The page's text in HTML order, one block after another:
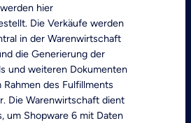
hier
Die Verkäufe werden
in der Warenwirtschaft
die Generierung der
und weiteren Dokumenten
des Fulfillments
Die Warenwirtschaft dient
um Shopware 6 mit Daten